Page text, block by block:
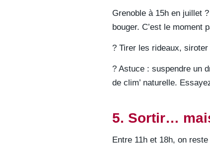
Grenoble à 15h en juillet
bouger. C’est le moment
? Tirer les rideaux,
? Astuce : suspendre un
de clim’ naturelle.
5. Sortir…
Entre 11h et 18h, on